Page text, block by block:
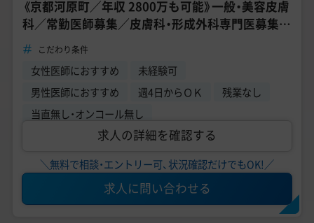
《京都河原町／年収 2800万も可能》一般・美容皮膚
科／常勤医師募集／皮膚科・形成外科専門医募集／
自由診療8割程度／美容未経験もOK
こだわり条件
女性医師におすすめ
未経験可
男性医師におすすめ
週4日からＯＫ
残業なし
当直無し・オンコール無し
求人の詳細を確認する
＼無料で相談・エントリー可、状況確認だけでもOK!／
求人に問い合わせる